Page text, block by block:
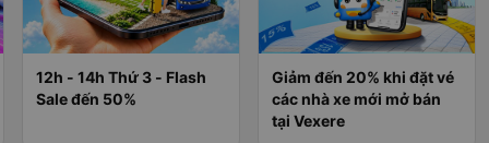
12h - 14h Thứ 3 - Flash
Sale đến 50%
Giảm đến 20% khi đặt vé
các nhà xe mới mở bán
tại Vexere